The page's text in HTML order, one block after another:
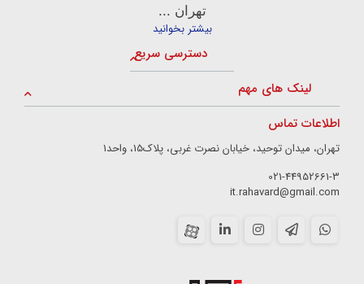
تهران ...
بیشتر بخوانید
دسترسی سریع
لینک های مهم
اطلاعات تماس
تهران، میدان توحید، خیابان نصرت غربی، پلاک15، واحد1
021-44952661-3
it.rahavard@gmail.com